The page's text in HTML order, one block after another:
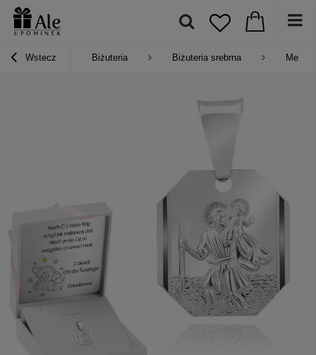
Wstecz Biżuteria Biżuteria srebrna